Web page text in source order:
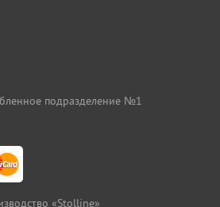
подразделение №1
«Stolline»